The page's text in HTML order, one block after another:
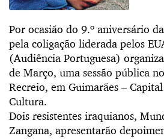
Por ocasião do 9.º aniversário
pela coligação liderada pelos
(Audiência Portuguesa)
de Março, uma sessão pública
Recreio, em Guimarães –
Cultura.
Dois resistentes iraquianos,
Zangana, apresentarão